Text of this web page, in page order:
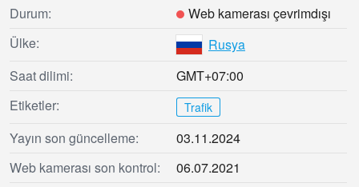
Durum:
Web kamerası çevrimdışı
Ülke:
Rusya
Saat dilimi:
GMT+07:00
Etiketler:
Trafik
Yayın son güncelleme:
03.11.2024
Web kamerası son kontrol:
06.07.2021